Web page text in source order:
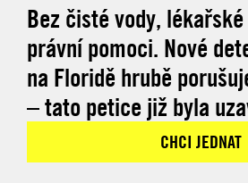
Bez čisté vody,
právní pomoci. Nové
na Floridě hrubě
– tato petice již byla
CHCI JEDNAT